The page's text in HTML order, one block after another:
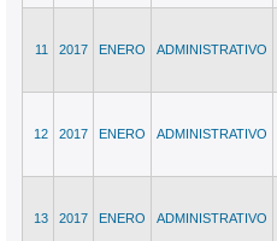
11 2017 ENERO ADMINISTRATIVO
12 2017 ENERO ADMINISTRATIVO
13 2017 ENERO ADMINISTRATIVO